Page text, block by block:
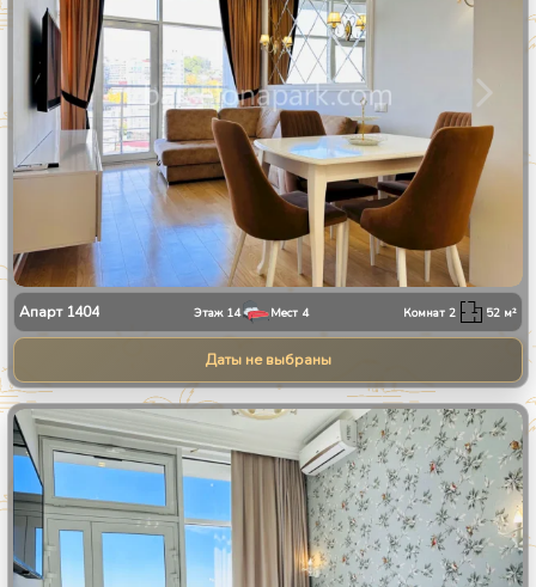
Апарт 1404 Этаж 14 Мест 4 Комнат2 52 м²
Даты не выбраны